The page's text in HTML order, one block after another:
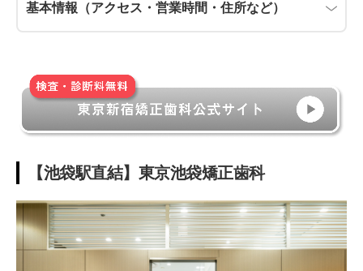
基本情報（アクセス・営業時間・住所など）
【池袋駅直結】東京池袋矯正歯科